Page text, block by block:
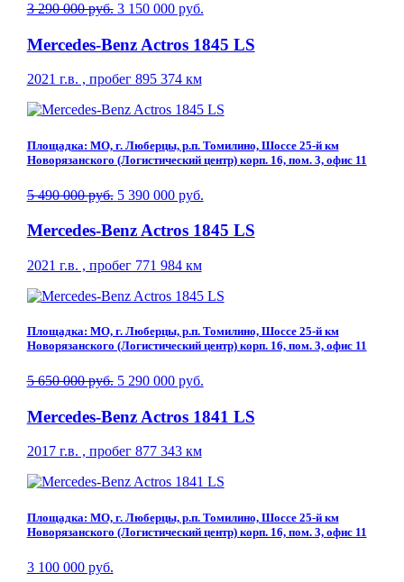
3 290 000 руб. 3 150 000 руб.
Mercedes-Benz Actros 1845 LS
2021 г.в. , пробег 895 374 км
Площадка: МО, г. Люберцы, р.п. Томилино, Шоссе 25-й км
Новорязанского (Логистический центр) корп. 16, пом. 3, офис 11
5 490 000 руб. 5 390 000 руб.
Mercedes-Benz Actros 1845 LS
2021 г.в. , пробег 771 984 км
Площадка: МО, г. Люберцы, р.п. Томилино, Шоссе 25-й км
Новорязанского (Логистический центр) корп. 16, пом. 3, офис 11
5 650 000 руб. 5 290 000 руб.
Mercedes-Benz Actros 1841 LS
2017 г.в. , пробег 877 343 км
Площадка: МО, г. Люберцы, р.п. Томилино, Шоссе 25-й км
Новорязанского (Логистический центр) корп. 16, пом. 3, офис 11
3 100 000 руб.